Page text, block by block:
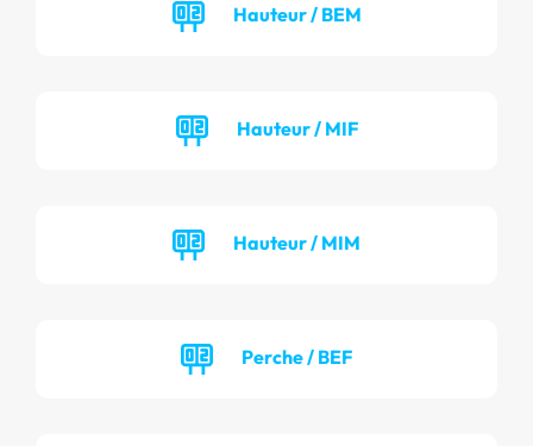
Hauteur / BEM
Hauteur / MIF
Hauteur / MIM
Perche / BEF